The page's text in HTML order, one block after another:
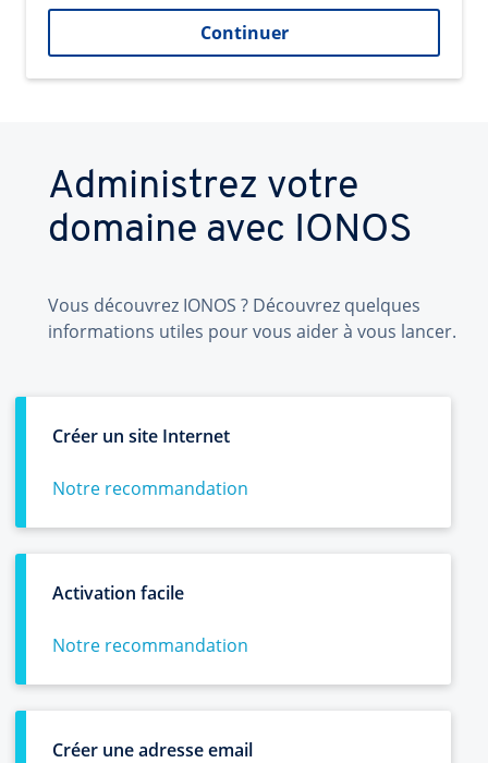
Continuer
Administrez votre
domaine avec IONOS
Vous découvrez IONOS ? Découvrez quelques
informations utiles pour vous aider à vous lancer.
Créer un site Internet
Notre recommandation
Activation facile
Notre recommandation
Créer une adresse email